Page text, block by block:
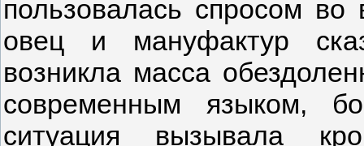
пользовалась спросом
овец и мануфактур
возникла масса
современным языком,
ситуация вызывала